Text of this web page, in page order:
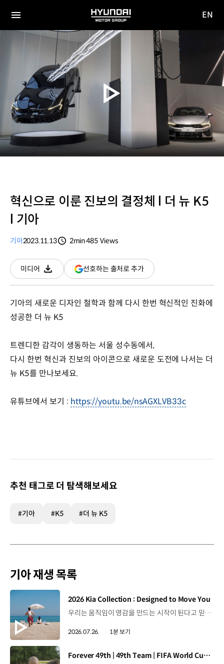
전체
HYUNDAI
MOTOR
GROUP
EN
혁신으로 이룬 진보의 결정체 l 더 뉴 K5
l 기아
기아2023.11.13
2min485 Views
미디어
다운로드
선호하는 출처로 추가(새
창
기아의 새로운 디자인 철학과 함께 다시 한번 혁신적인 진화에
성공한 더 뉴 K5
트렌디한 감각이 생동하는 서울 성수동에서,
다시 한번 혁신과 진보의 아이콘으로 새로운 도전에 나서는 더
뉴 K5를 만나보세요.
유튜브에서 보기 : https://youtu.be/nsAGXLVB33c
추천 태그로 더 탐색해보세요
#기아 #K5 #더 뉴 K5
기아 재생 목록
[동영상]
2026 Kia Collection : Designed to Move You
우리는 움직임이 영감을 만드는 시작이 된다고 믿습니다. 기아만의 Movement로 당신의 일상에 영감을 더해줄 2026 Kia Collection을 만나보세요. Designed to move you. Kia Collection 자세히 보기 ▶ #Kia #기아 #KiaCollection #기아컬렉션 #Designedtomoveyou #lifestyle
2026.07.26. 1분 보기
[동영상]
Forever 49th | 49th Team | FIFA World Cup 2026™